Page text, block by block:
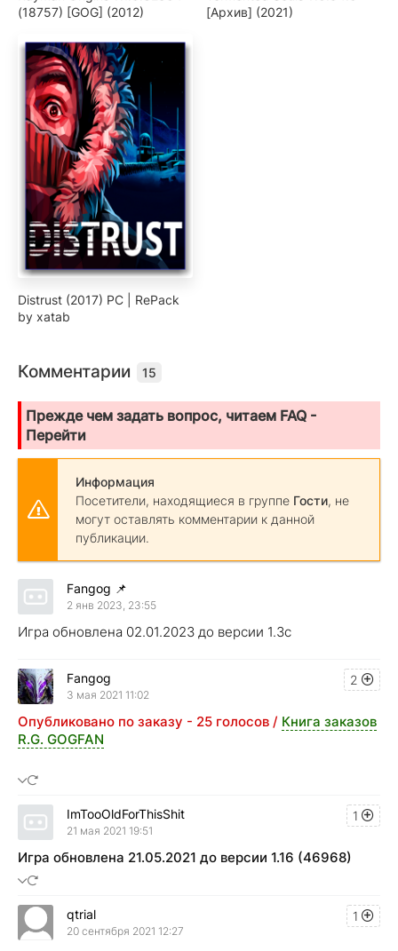
(18757) [GOG] (2012)
[Архив] (2021)
Distrust (2017) PC | RePack
by xatab
Комментарии 15
Прежде чем задать вопрос, читаем FAQ -
Перейти
Информация
Посетители, находящиеся в группе Гости, не
могут оставлять комментарии к данной
публикации.
Fangog 📌
2 янв 2023, 23:55
Игра обновлена 02.01.2023 до версии 1.3c
2
Fangog
3 мая 2021 11:02
Опубликовано по заказу - 25 голосов / Книга заказов
R.G. GOGFAN
1
ImTooOldForThisShit
21 мая 2021 19:51
Игра обновлена 21.05.2021 до версии 1.16 (46968)
1
qtrial
20 сентября 2021 12:27